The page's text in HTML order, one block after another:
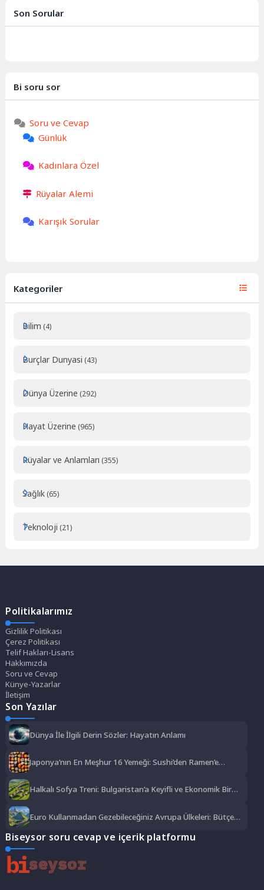
Son Sorular
Bi soru sor
Soru ve Cevap
Günlük
Kadınlara Özel
Rüyalar Alemi
Karışık Sorular
Kategoriler
Bilim (4)
Burçlar Dunyasi (43)
Dünya Üzerine (292)
Hayat Üzerine (965)
Rüyalar ve Anlamları (355)
Sağlık (65)
Teknoloji (21)
Politikalarımız
Gizlilik Politikası
Çerez Politikası
Telif Hakları-Lisans
Hakkımızda
Soru ve Cevap
Künye-Yazarlar
İletişim
Son Yazılar
Dünya İle İlgili Derin Sözler: Hayatın Anlamı
Japonya’nın En Meşhur 16 Yemeği: Sushi’den Ramen’e
Halkalı Sofya Treni: Bulgaristan’a Keyifli ve Ekonomik Bir
Euro Kullanmadan Gezebileceğiniz Avrupa Ülkeleri: Bütçe
Biseysor soru cevap ve içerik platformu